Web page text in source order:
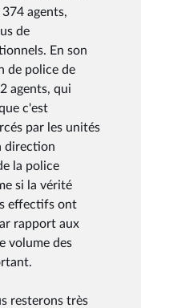
agents,
de
En son
de police de
agents, qui
c'est
par les unités
direction
la police
si la vérité
effectifs ont
rapport aux
volume des
resterons très